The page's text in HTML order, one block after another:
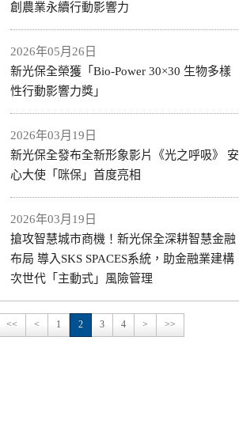
創農業永續行動影響力
2026年05月26日
新光保全榮獲「Bio-Power 30×30 生物多樣
性行動影響力獎」
2026年03月19日
新光保全發布全新形象影片《光之呼吸》 安
心大使「咪保」首度亮相
2026年03月19日
搶攻智慧城市商機！新光保全深耕智慧金融
布局 導入SKS SPACES系統，助金融業建構
次世代「主動式」風險管理
<< < 1 2 3 4 > >>